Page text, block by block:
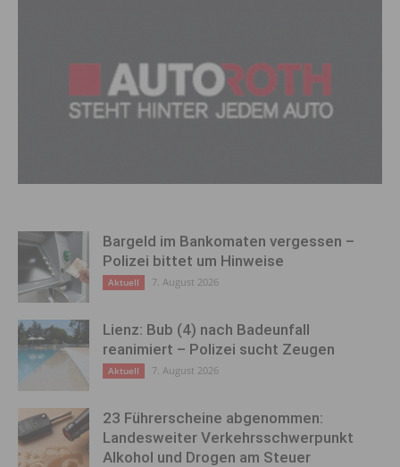
Bargeld im Bankomaten vergessen –
Polizei bittet um Hinweise
Aktuell 7. August 2026
Lienz: Bub (4) nach Badeunfall
reanimiert – Polizei sucht Zeugen
Aktuell 7. August 2026
23 Führerscheine abgenommen:
Landesweiter Verkehrsschwerpunkt
Alkohol und Drogen am Steuer